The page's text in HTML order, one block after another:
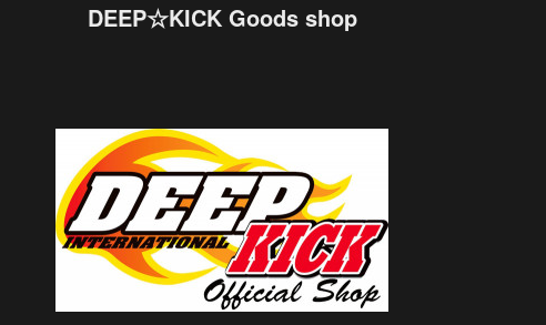
DEEP☆KICK Goods shop